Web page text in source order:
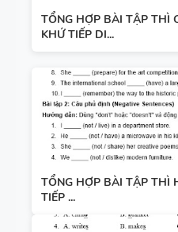
TỔNG HỢP BÀI TẬP THÌ
KHỨ TIẾP DI...
TỔNG HỢP BÀI TẬP THÌ
TIẾP ...